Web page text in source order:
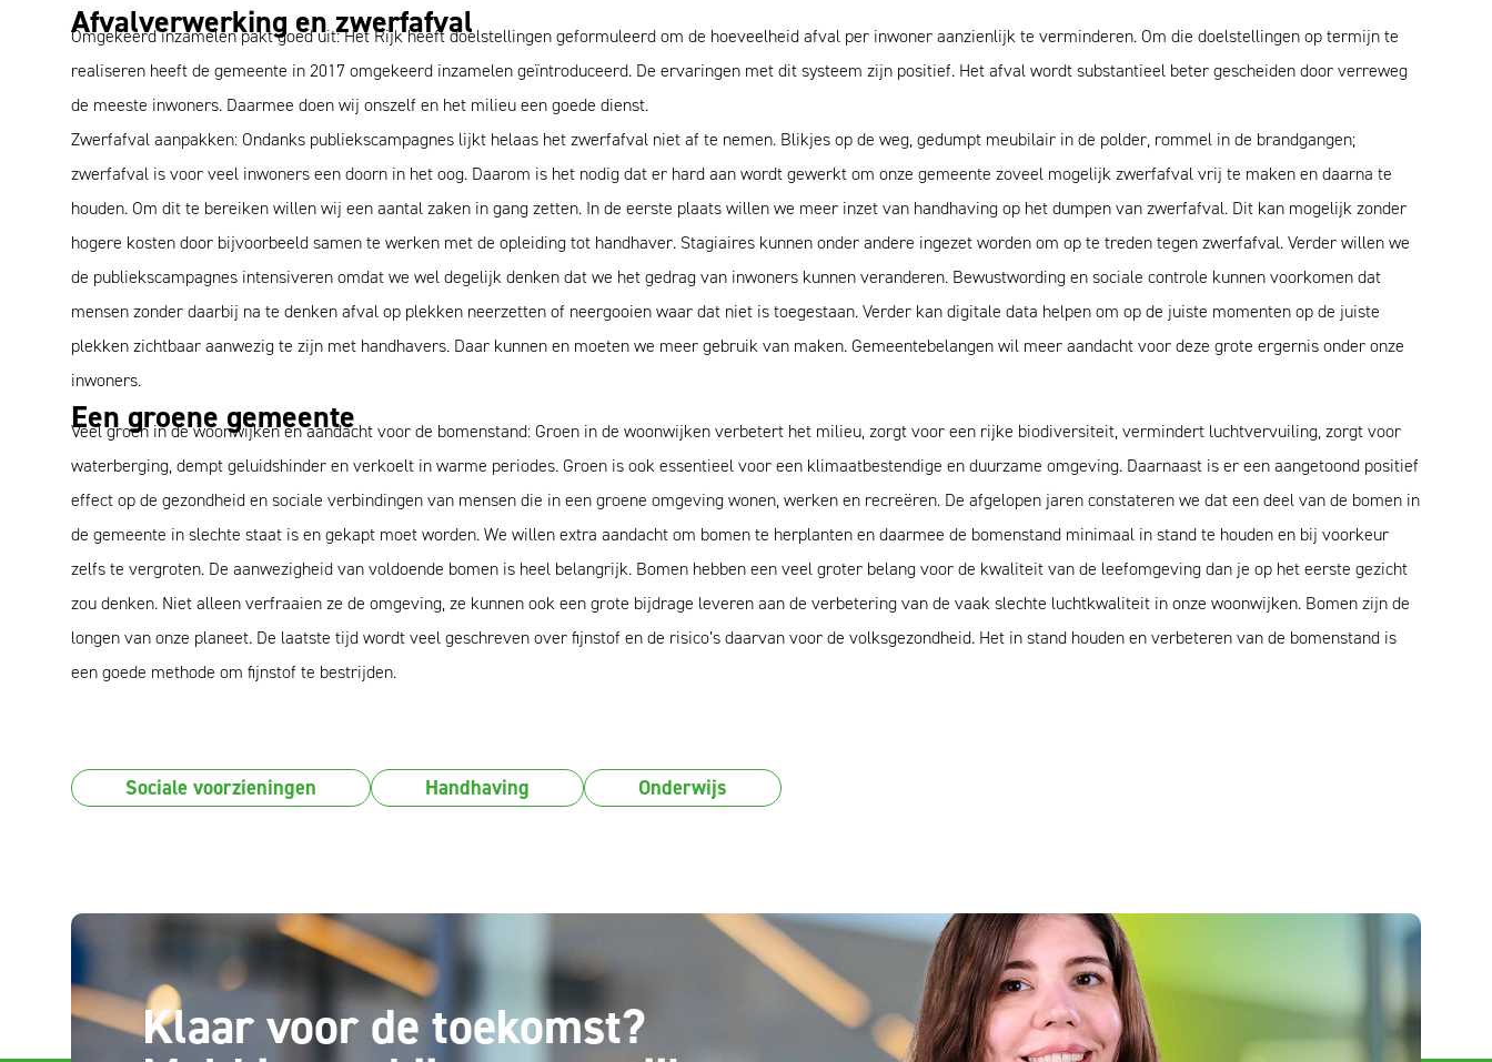
Afvalverwerking en zwerfafval
Omgekeerd inzamelen pakt goed uit: Het Rijk heeft doelstellingen geformuleerd om de hoeveelheid afval per inwoner aanzienlijk te verminderen. Om die doelstellingen op termijn te
realiseren heeft de gemeente in 2017 omgekeerd inzamelen geïntroduceerd. De ervaringen met dit systeem zijn positief. Het afval wordt substantieel beter gescheiden door verreweg
de meeste inwoners. Daarmee doen wij onszelf en het milieu een goede dienst.
Zwerfafval aanpakken: Ondanks publiekscampagnes lijkt helaas het zwerfafval niet af te nemen. Blikjes op de weg, gedumpt meubilair in de polder, rommel in de brandgangen;
zwerfafval is voor veel inwoners een doorn in het oog. Daarom is het nodig dat er hard aan wordt gewerkt om onze gemeente zoveel mogelijk zwerfafval vrij te maken en daarna te
houden. Om dit te bereiken willen wij een aantal zaken in gang zetten. In de eerste plaats willen we meer inzet van handhaving op het dumpen van zwerfafval. Dit kan mogelijk zonder
hogere kosten door bijvoorbeeld samen te werken met de opleiding tot handhaver. Stagiaires kunnen onder andere ingezet worden om op te treden tegen zwerfafval. Verder willen we
de publiekscampagnes intensiveren omdat we wel degelijk denken dat we het gedrag van inwoners kunnen veranderen. Bewustwording en sociale controle kunnen voorkomen dat
mensen zonder daarbij na te denken afval op plekken neerzetten of neergooien waar dat niet is toegestaan. Verder kan digitale data helpen om op de juiste momenten op de juiste
plekken zichtbaar aanwezig te zijn met handhavers. Daar kunnen en moeten we meer gebruik van maken. Gemeentebelangen wil meer aandacht voor deze grote ergernis onder onze
inwoners.
Een groene gemeente
Veel groen in de woonwijken en aandacht voor de bomenstand: Groen in de woonwijken verbetert het milieu, zorgt voor een rijke biodiversiteit, vermindert luchtvervuiling, zorgt voor
waterberging, dempt geluidshinder en verkoelt in warme periodes. Groen is ook essentieel voor een klimaatbestendige en duurzame omgeving. Daarnaast is er een aangetoond positief
effect op de gezondheid en sociale verbindingen van mensen die in een groene omgeving wonen, werken en recreëren. De afgelopen jaren constateren we dat een deel van de bomen in
de gemeente in slechte staat is en gekapt moet worden. We willen extra aandacht om bomen te herplanten en daarmee de bomenstand minimaal in stand te houden en bij voorkeur
zelfs te vergroten. De aanwezigheid van voldoende bomen is heel belangrijk. Bomen hebben een veel groter belang voor de kwaliteit van de leefomgeving dan je op het eerste gezicht
zou denken. Niet alleen verfraaien ze de omgeving, ze kunnen ook een grote bijdrage leveren aan de verbetering van de vaak slechte luchtkwaliteit in onze woonwijken. Bomen zijn de
longen van onze planeet. De laatste tijd wordt veel geschreven over fijnstof en de risico’s daarvan voor de volksgezondheid. Het in stand houden en verbeteren van de bomenstand is
een goede methode om fijnstof te bestrijden.
Sociale voorzieningen Handhaving Onderwijs
Klaar voor de toekomst?